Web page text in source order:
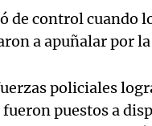
de control cuando
a apuñalar por
policiales
puestos a